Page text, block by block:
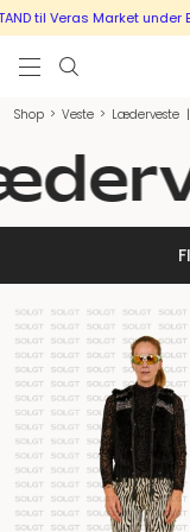
til Veras Market
Shop > Veste > Læderveste |